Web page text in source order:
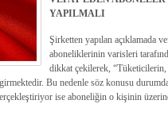
YAPILMALI
Şirketten yapılan açıklamada
aboneliklerinin varisleri
dikkat çekilerek, “Tüketicilerin,
Bu nedenle söz konusu
ise aboneliğin o kişinin